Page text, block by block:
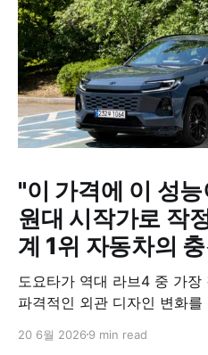
"이 가격에 이 성
원대 시작가로 작
계 1위 자동차의
도요타가 역대 라브4 중 가
파격적인 외관 디자인 변화
충전이 가능하고 전기 모드로
20 6월 2026 9 min read